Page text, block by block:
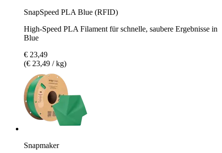
SnapSpeed PLA Blue (RFID)
High-Speed PLA Filament für schnelle, saubere Ergebnisse in
Blue
€ 23,49
(€ 23,49 / kg)
Snapmaker